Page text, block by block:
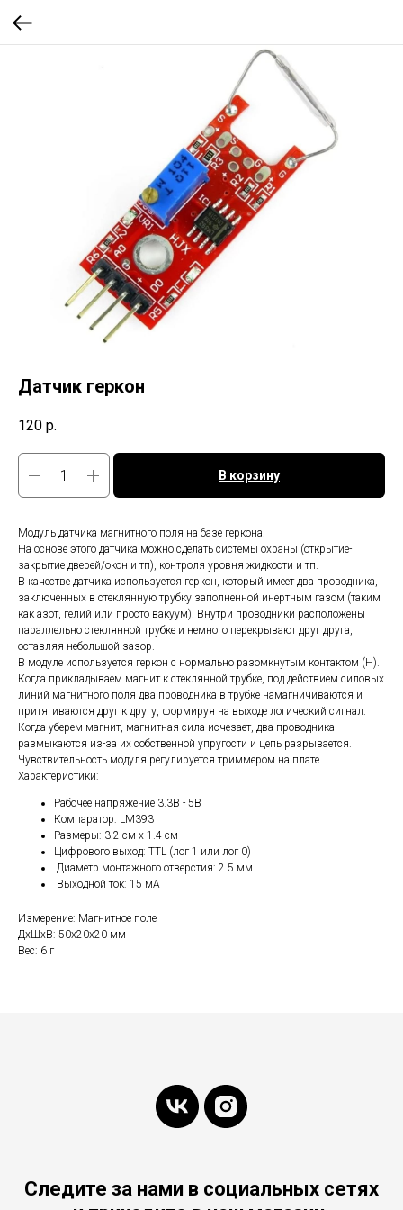
Датчик геркон
120 р.
В корзину
Модуль датчика магнитного поля на базе геркона.
На основе этого датчика можно сделать системы охраны (открытие-
закрытие дверей/окон и тп), контроля уровня жидкости и тп.
В качестве датчика используется геркон, который имеет два проводника,
заключенных в стеклянную трубку заполненной инертным газом (таким
как азот, гелий или просто вакуум). Внутри проводники расположены
параллельно стеклянной трубке и немного перекрывают друг друга,
оставляя небольшой зазор.
В модуле используется геркон с нормально разомкнутым контактом (H).
Когда прикладываем магнит к стеклянной трубке, под действием силовых
линий магнитного поля два проводника в трубке намагничиваются и
притягиваются друг к другу, формируя на выходе логический сигнал.
Когда уберем магнит, магнитная сила исчезает, два проводника
размыкаются из-за их собственной упругости и цепь разрывается.
Чувствительность модуля регулируется триммером на плате.
Характеристики:
Рабочее напряжение 3.3В - 5В
Компаратор: LM393
Размеры: 3.2 см x 1.4 см
Цифрового выход: TTL (лог 1 или лог 0)
Диаметр монтажного отверстия: 2.5 мм
Выходной ток: 15 мА
Измерение: Магнитное поле
ДxШxВ: 50x20x20 мм
Вес: 6 г
Следите за нами в социальных сетях